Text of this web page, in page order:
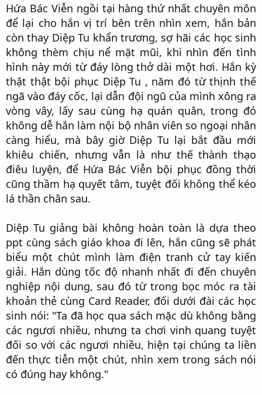
Hứa Bác Viễn ngồi tại hàng thứ nhất chuyên môn
để lại cho hắn vị trí bên trên nhìn xem, hắn bản
còn thay Diệp Tu khẩn trương, sợ hãi các học sinh
không thèm chịu nể mặt mũi, khi nhìn đến tình
hình này mới từ đáy lòng thở dài một hơi. Hắn kỳ
thật thật bội phục Diệp Tu , năm đó từ thịnh thế
ngã vào đáy cốc, lại dẫn đội ngũ của mình xông ra
vòng vây, lấy sau cùng hạ quán quân, trong đó
không dễ hắn làm nội bộ nhân viên so ngoại nhân
càng hiểu, mà bây giờ Diệp Tu lại bắt đầu mới
khiêu chiến, nhưng vẫn là như thế thành thạo
điêu luyện, để Hứa Bác Viễn bội phục đồng thời
cũng thầm hạ quyết tâm, tuyệt đối không thể kéo
lá thần chân sau.​
Diệp Tu giảng bài không hoàn toàn là dựa theo
ppt cùng sách giáo khoa đi lên, hắn cũng sẽ phát
biểu một chút mình làm điện tranh cử tay kiến
giải. Hắn dùng tốc độ nhanh nhất đi đến chuyên
nghiệp nội dung, sau đó từ trong bọc móc ra tài
khoản thẻ cùng Card Reader, đối dưới đài các học
sinh nói: "Ta đã học qua sách mặc dù không bằng
các ngươi nhiều, nhưng ta chơi vinh quang tuyệt
đối so với các ngươi nhiều, hiện tại chúng ta liền
đến thực tiễn một chút, nhìn xem trong sách nói
có đúng hay không."​